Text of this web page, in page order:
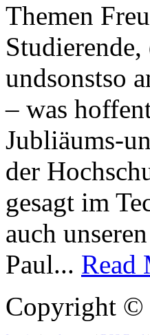
Themen
undsonstso
– was
Jubliäums-
der
gesagt im
auch
Paul... Read
Copyright ©